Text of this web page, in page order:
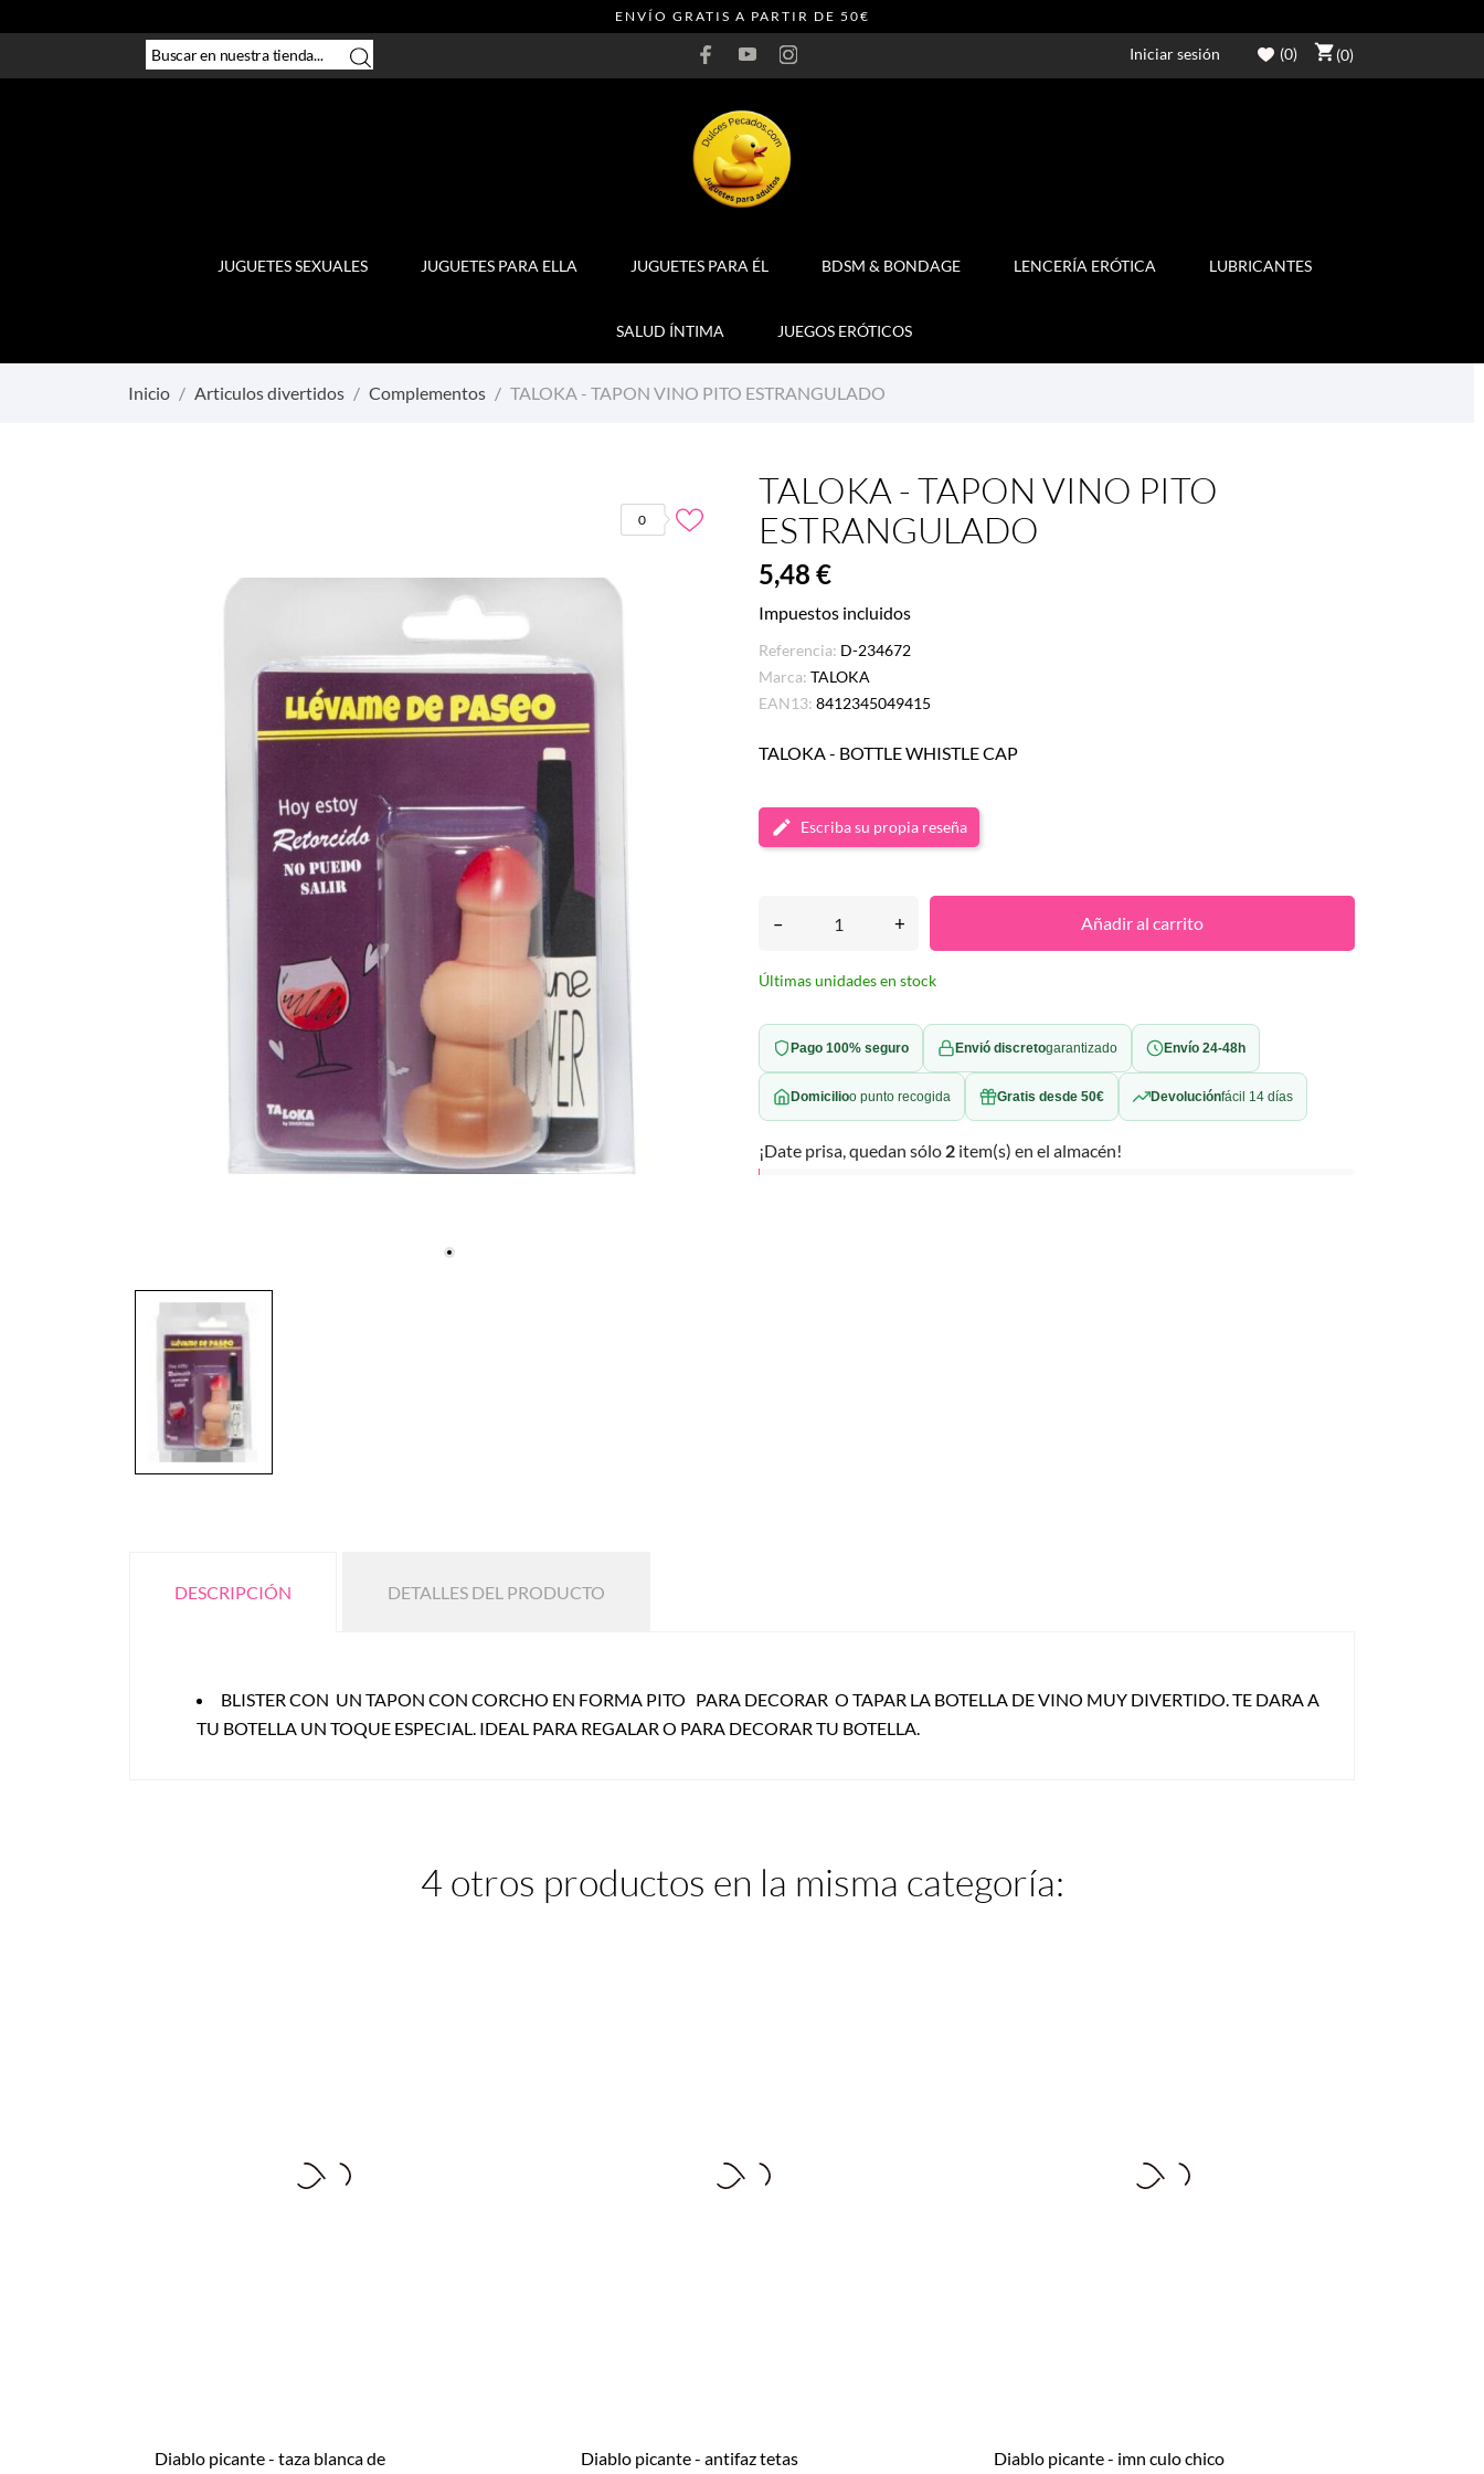
ENVÍO GRATIS A PARTIR DE 50€
Iniciar sesión (0) shopping_cart(0)
JUGUETES SEXUALES JUGUETES PARA ELLA JUGUETES PARA ÉL BDSM & BONDAGE LENCERÍA ERÓTICA LUBRICANTES
SALUD ÍNTIMA JUEGOS ERÓTICOS
Inicio Articulos divertidos Complementos TALOKA - TAPON VINO PITO ESTRANGULADO
0
TALOKA - TAPON VINO PITO
ESTRANGULADO
5,48 €
Impuestos incluidos
Referencia: D-234672
Marca: TALOKA
EAN13: 8412345049415
TALOKA - BOTTLE WHISTLE CAP
Escriba su propia reseña
– + Añadir al carrito
Últimas unidades en stock
Pago 100% seguro Envió discretogarantizado Envío 24-48h
Domicilioo punto recogida Gratis desde 50€ Devoluciónfácil 14 días
¡Date prisa, quedan sólo 2 item(s) en el almacén!
DESCRIPCIÓN DETALLES DEL PRODUCTO
BLISTER CON UN TAPON CON CORCHO EN FORMA PITO PARA DECORAR O TAPAR LA BOTELLA DE VINO MUY DIVERTIDO. TE DARA A
TU BOTELLA UN TOQUE ESPECIAL. IDEAL PARA REGALAR O PARA DECORAR TU BOTELLA.
4 otros productos en la misma categoría:
diablo picante - taza blanca de
diablo picante - antifaz tetas diablo picante - imn culo chico